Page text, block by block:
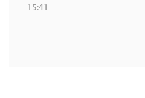
15:41